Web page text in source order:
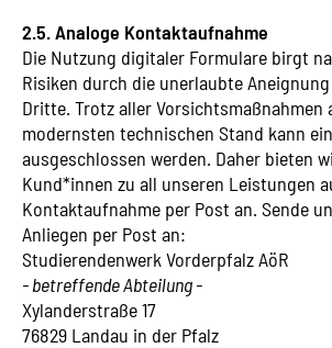
2.5. Analoge Kontaktaufnahme
Die Nutzung digitaler Formulare birgt
Risiken durch die unerlaubte
Dritte. Trotz aller Vorsichtsmaßnahmen
modernsten technischen Stand kann
ausgeschlossen werden. Daher bieten
Kund*innen zu all unseren Leistungen
Kontaktaufnahme per Post an. Sende
Anliegen per Post an:
Studierendenwerk Vorderpfalz AöR
- betreffende Abteilung -
Xylanderstraße 17
76829 Landau in der Pfalz